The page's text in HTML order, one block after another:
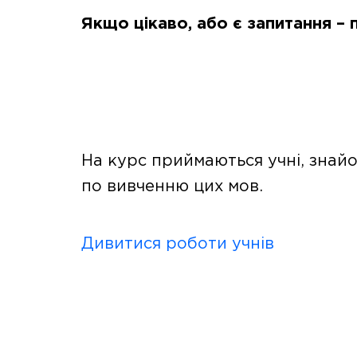
Якщо цікаво, або є запитання –
На курс приймаються учні,
по вивченню цих мов.
Дивитися роботи учнів